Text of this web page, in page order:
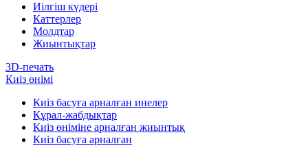
Иілгіш күдері
Каттерлер
Молдтар
Жиынтықтар
3D-печать
Киіз өнімі
Киіз басуға арналған инелер
Құрал-жабдықтар
Киіз өніміне арналған жиынтық
Киіз басуға арналған